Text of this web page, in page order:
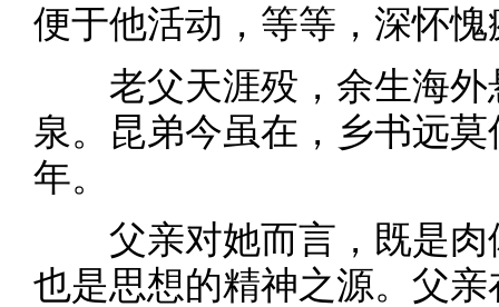
便于他活动，等等，深怀
老父天涯殁，余生海外
泉。昆弟今虽在，乡书远
年。
父亲对她而言，既是肉
也是思想的精神之源。父